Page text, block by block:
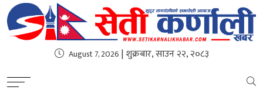
August 7, 2026 | शुक्रबार, साउन २२, २०८३